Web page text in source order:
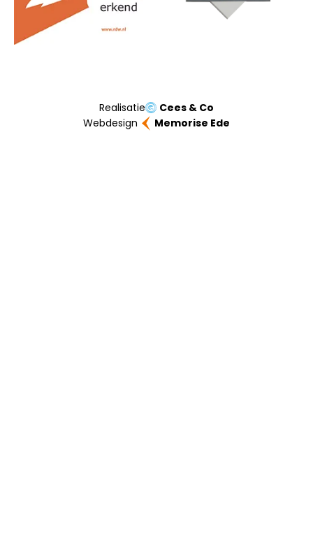
Realisatie
Cees & Co
Webdesign
Memorise Ede